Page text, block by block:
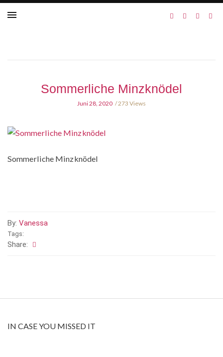
Sommerliche Minzknödel
Juni 28, 2020 273 Views
Sommerliche Minzknödel
By: Vanessa
Tags:
Share:
IN CASE YOU MISSED IT